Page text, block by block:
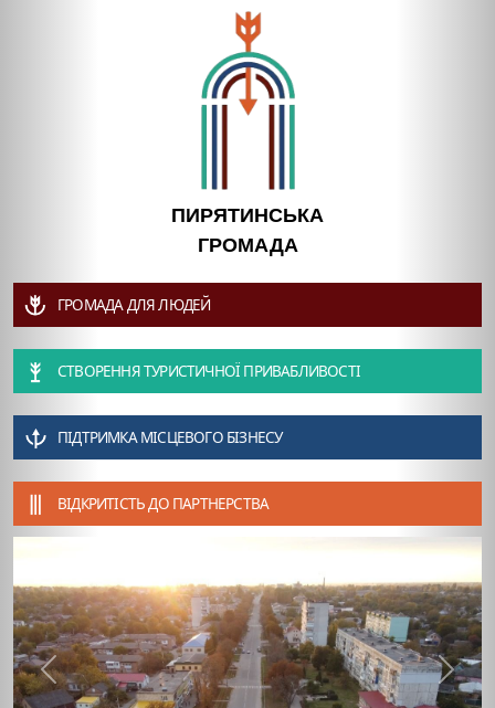
ПИРЯТИНСЬКА
ГРОМАДА
ГРОМАДА ДЛЯ ЛЮДЕЙ
СТВОРЕННЯ ТУРИСТИЧНОЇ ПРИВАБЛИВОСТІ
ПІДТРИМКА МІСЦЕВОГО БІЗНЕСУ
ВІДКРИТІСТЬ ДО ПАРТНЕРСТВА
Previous Next